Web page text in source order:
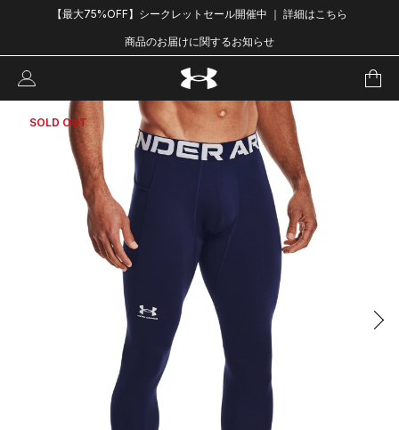
【最大75%OFF】シークレットセール開催中 ｜ 詳細はこちら
商品のお届けに関するお知らせ
SOLD OUT